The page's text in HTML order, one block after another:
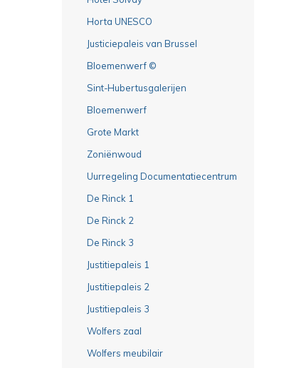
Horta UNESCO
Justiciepaleis van Brussel
Bloemenwerf ©
Sint-Hubertusgalerijen
Bloemenwerf
Grote Markt
Zoniënwoud
Uurregeling Documentatiecentrum
De Rinck 1
De Rinck 2
De Rinck 3
Justitiepaleis 1
Justitiepaleis 2
Justitiepaleis 3
Wolfers zaal
Wolfers meubilair